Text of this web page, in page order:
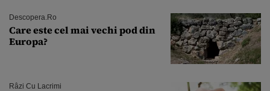
Descopera.ro
Care este cel mai vechi pod din
Europa?
Râzi Cu Lacrimi